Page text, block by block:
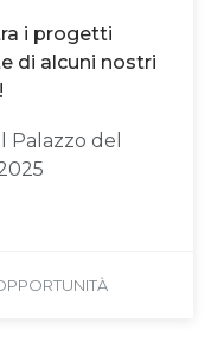
i progetti
di alcuni nostri
Palazzo del